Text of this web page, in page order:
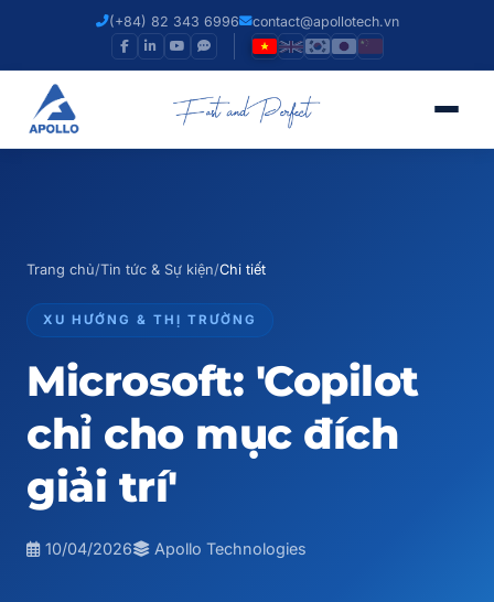
(+84) 82 343 6996 contact@apollotech.vn
Trang chủ/Tin tức & Sự kiện/Chi tiết
XU HƯỚNG & THỊ TRƯỜNG
Microsoft: 'Copilot
chỉ cho mục đích
giải trí'
10/04/2026 Apollo Technologies